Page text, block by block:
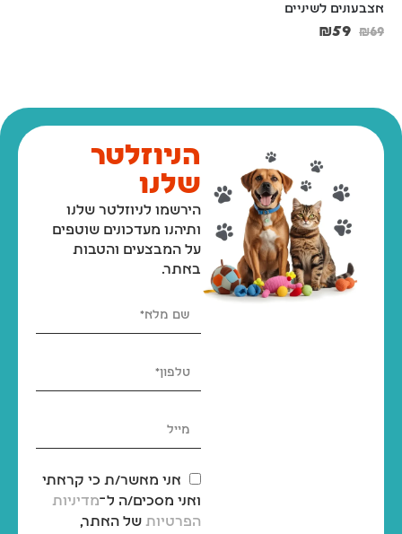
אצבעונים לשיניים
₪69
₪59
הניוזלטר
שלנו
הירשמו לניוזלטר שלנו
ותיהנו מעדכונים שוטפים
על המבצעים והטבות
באתר.
אני מאשר/ת כי קראתי
ואני מסכים/ה ל־מדיניות
הפרטיות של האתר,